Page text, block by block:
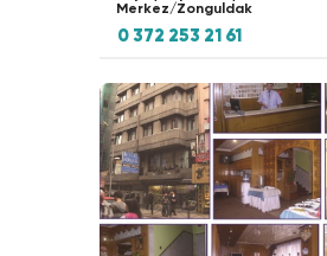
Merkez/Zonguldak
0 372 253 21 61